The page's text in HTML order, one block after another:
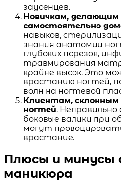
заусенцев.
Новичкам,
самостоятельно
навыков,
знания анатомии
глубоких порезов,
травмирования
крайне высок. Это
врастанию ногтей,
волн на ногтевой
Клиентам,
ногтей.
боковые валики при
могут
врастание.
Плюсы и минусы
маникюра